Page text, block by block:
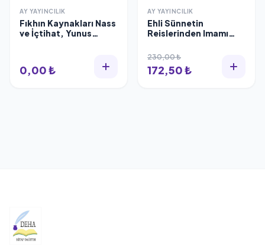
AY YAYINCILIK
Fıkhın Kaynakları Nass
ve İçtihat, Yunus
0,00 ₺
AY YAYINCILIK
Ehli Sünnetin
Reislerinden Imamı
230,00 ₺
172,50 ₺